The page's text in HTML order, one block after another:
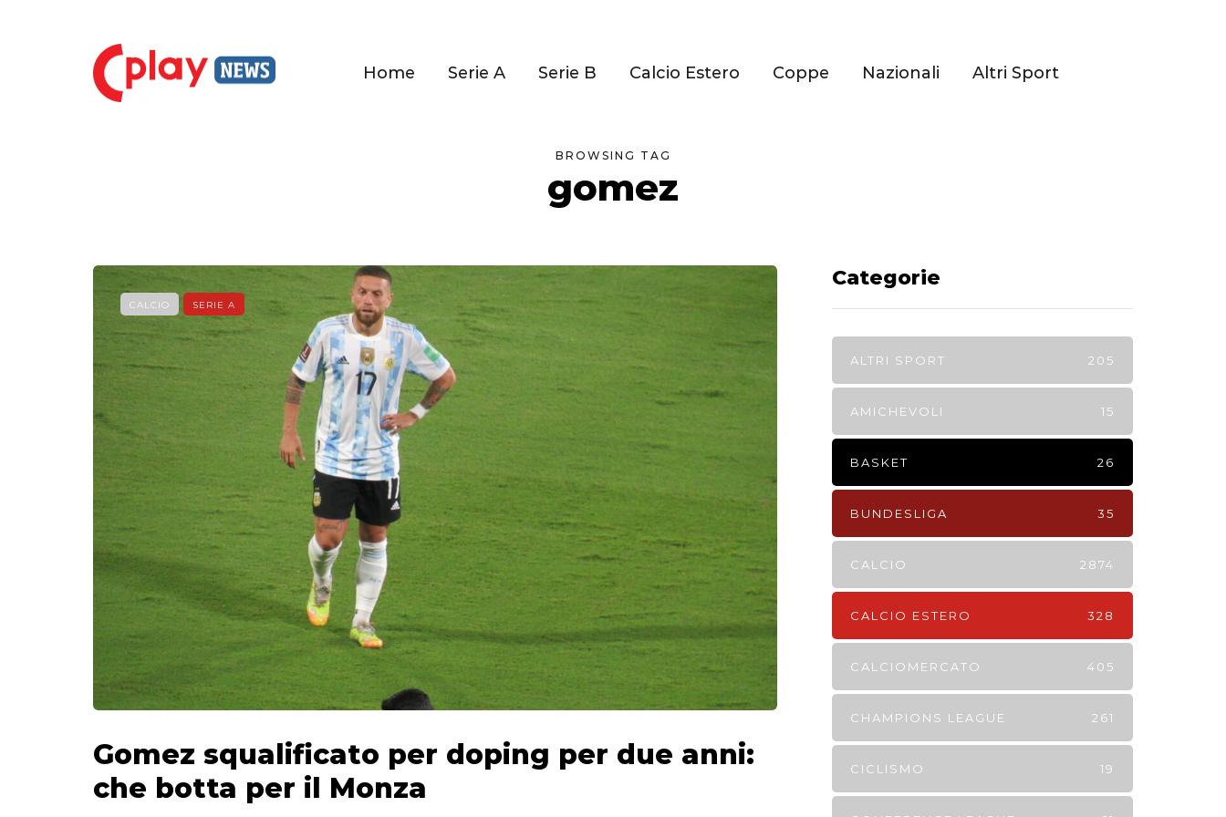
Home Serie A Serie B Calcio Estero Coppe Nazionali Altri Sport
BROWSING TAG
gomez
CALCIO SERIE A
Gomez squalificato per doping per due anni:
che botta per il Monza
Categorie
ALTRI SPORT 205
AMICHEVOLI 15
BASKET 26
BUNDESLIGA 35
CALCIO 2874
CALCIO ESTERO 328
CALCIOMERCATO 405
CHAMPIONS LEAGUE 261
CICLISMO 19